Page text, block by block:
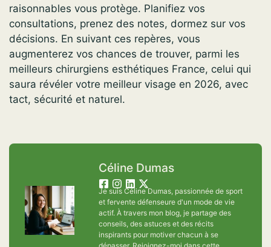
raisonnables vous protège. Planifiez vos
consultations, prenez des notes, dormez sur vos
décisions. En suivant ces repères, vous
augmenterez vos chances de trouver, parmi les
meilleurs chirurgiens esthétiques France, celui qui
saura révéler votre meilleur visage en 2026, avec
tact, sécurité et naturel.
Céline Dumas
Je suis Céline Dumas, passionnée de sport
et fervente défenseure d'un mode de vie
actif. À travers mon blog, je partage des
conseils, des astuces et des récits
inspirants pour motiver chacun à se